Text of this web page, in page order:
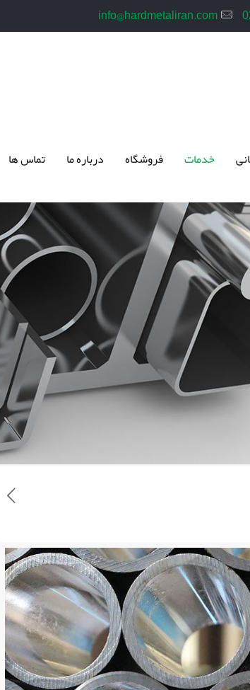
info@hardmetaliran.com
خدمات فروشگاه درباره ما تماس ها